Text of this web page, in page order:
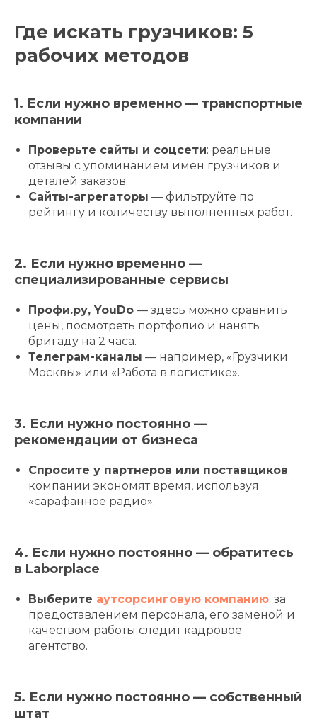
Где искать грузчиков: 5
рабочих методов
1. Если нужно временно — транспортные
компании
Проверьте сайты и соцсети: реальные
отзывы с упоминанием имен грузчиков и
деталей заказов.
Сайты-агрегаторы — фильтруйте по
рейтингу и количеству выполненных работ.
2. Если нужно временно —
специализированные сервисы
Профи.ру, YouDo — здесь можно сравнить
цены, посмотреть портфолио и нанять
бригаду на 2 часа.
Телеграм-каналы — например, «Грузчики
Москвы» или «Работа в логистике».
3. Если нужно постоянно —
рекомендации от бизнеса
Спросите у партнеров или поставщиков:
компании экономят время, используя
«сарафанное радио».
4. Если нужно постоянно — обратитесь
в Laborplace
Выберите аутсорсинговую компанию: за
предоставлением персонала, его заменой и
качеством работы следит кадровое
агентство.
5. Если нужно постоянно — собственный
штат